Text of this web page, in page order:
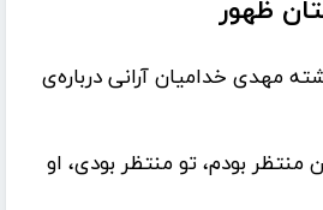
ظهور
مهدی خدامیان آرانی درباره‌ی
منتظر بودم، تو منتظر بودی، او